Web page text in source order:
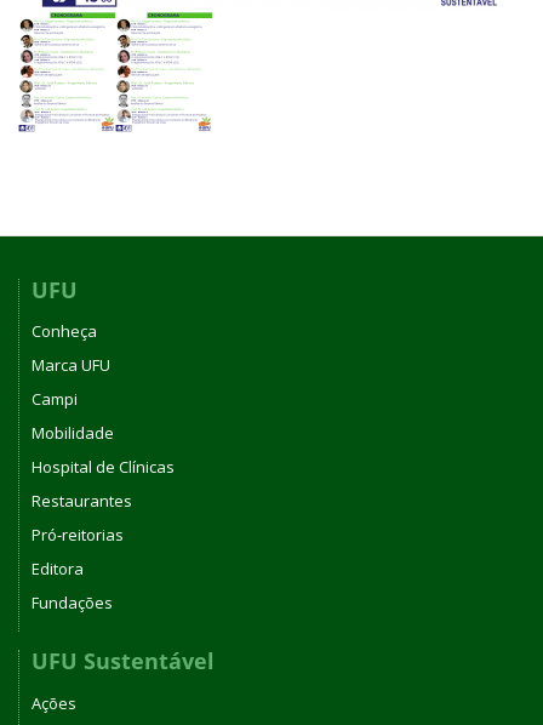
UFU
Conheça
Marca UFU
Campi
Mobilidade
Hospital de Clínicas
Restaurantes
Pró-reitorias
Editora
Fundações
UFU Sustentável
Ações